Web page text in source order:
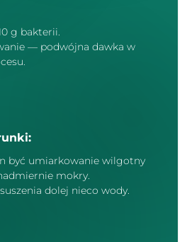
g bakterii.
— podwójna dawka w
być umiarkowanie wilgotny
mokry.
dolej nieco wody.